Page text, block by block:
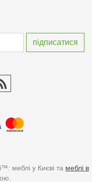
меблі у Києві та меблі в